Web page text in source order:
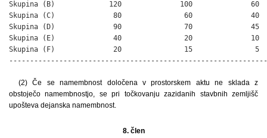
Skupina (B)             120              100
Skupina (C)              80               60
Skupina (D)              90               70
Skupina (E)              40               20
Skupina (F)              20               15
(2) Če se namembnost določena v prostorskem aktu ne sklada z
obstoječo namembnostjo, se pri točkovanju zazidanih stavbnih zemljišč
upošteva dejanska namembnost.
8. člen